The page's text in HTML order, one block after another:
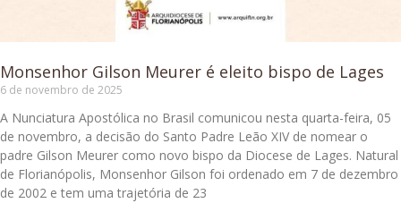
Monsenhor Gilson Meurer é eleito bispo de Lages
6 de novembro de 2025
A Nunciatura Apostólica no Brasil comunicou nesta quarta-feira, 05
de novembro, a decisão do Santo Padre Leão XIV de nomear o
padre Gilson Meurer como novo bispo da Diocese de Lages. Natural
de Florianópolis, Monsenhor Gilson foi ordenado em 7 de dezembro
de 2002 e tem uma trajetória de 23